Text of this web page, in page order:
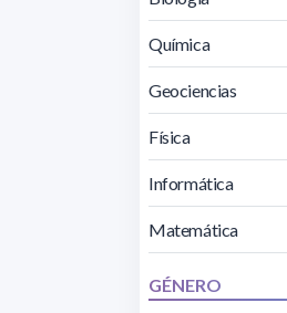
Química
Geociencias
Física
Informática
Matemática
GÉNERO